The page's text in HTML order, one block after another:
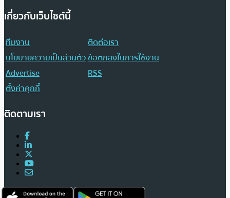
เกี่ยวกับเว็บไซต์นี้
ทีมงาน
ติดต่อเรา
นโยบายความเป็นส่วนตัวข้อตกลงในการใช้งาน
Advertise
RSS
ตั้งค่าคุกกี้
ติดตามเรา